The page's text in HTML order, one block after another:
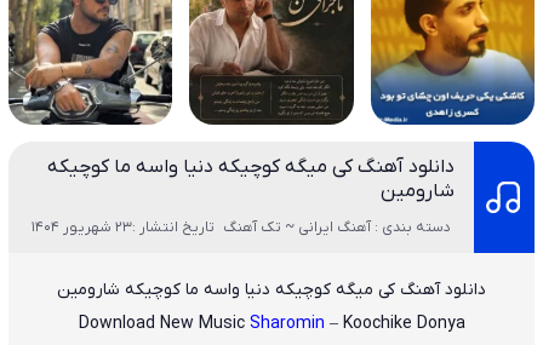
دانلود آهنگ کی میگه کوچیکه دنیا واسه ما کوچیکه
شارومین
دسته بندی : آهنگ ایرانی ~ تک آهنگ تاریخ انتشار :23 شهریور 1404
دانلود آهنگ کی میگه کوچیکه دنیا واسه ما کوچیکه شارومین
Download New MusicSharomin – Koochike Donya